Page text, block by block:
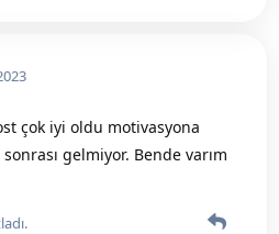
çok iyi oldu motivasyona
gelmiyor. Bende varım